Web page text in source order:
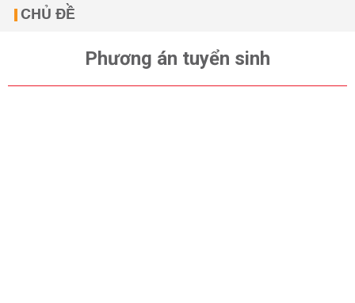
CHỦ ĐỀ
Phương án tuyển sinh